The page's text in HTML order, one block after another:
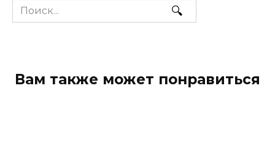
Search
for:
Вам также может понравиться